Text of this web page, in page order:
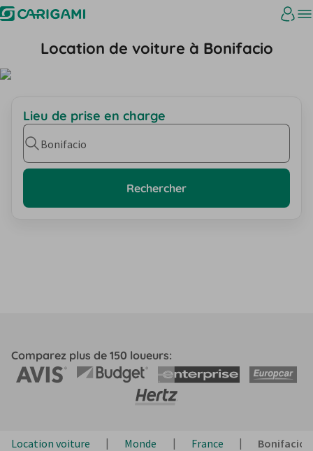
Location de voiture à Bonifacio
Lieu de prise en charge
Bonifacio
Rechercher
Comparez plus de 150 loueurs:
Location voiture Monde France Bonifacio